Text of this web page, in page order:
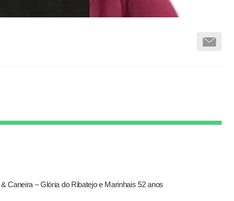
Caneira – Glória do Ribatejo e Marinhais 52 anos